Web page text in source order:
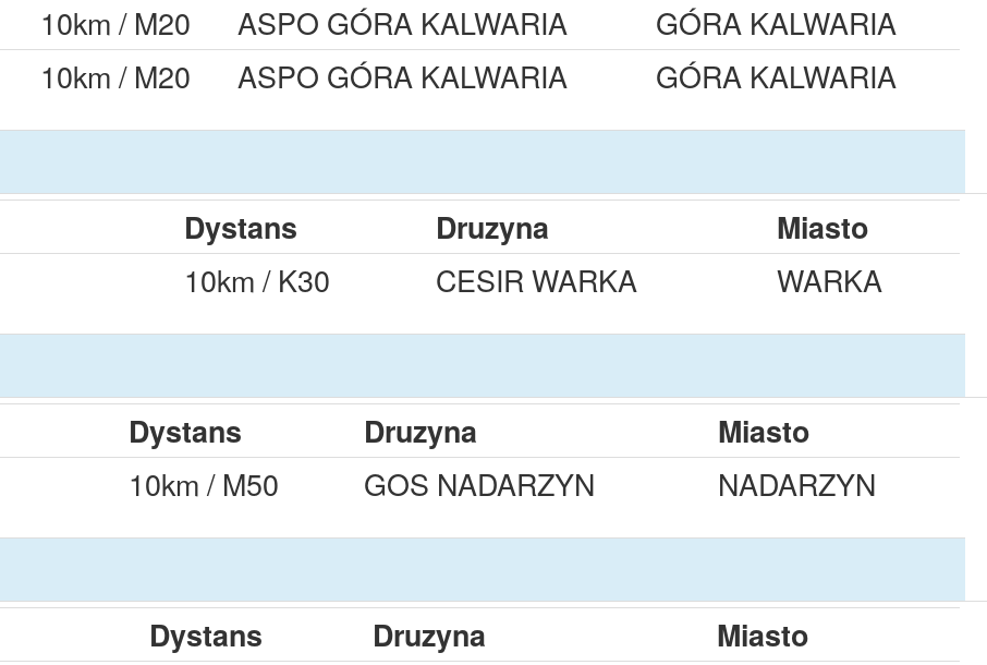
10km / M20 ASPO GÓRA KALWARIA
GÓRA KALWARIA
10km / M20 ASPO GÓRA KALWARIA GÓRA KALWARIA
Dystans Druzyna Miasto
10km / K30 CESIR WARKA WARKA
Dystans Druzyna Miasto
10km / M50 GOS NADARZYN NADARZYN
Dystans Druzyna Miasto